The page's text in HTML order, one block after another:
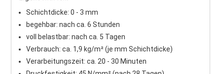
Schichtdicke: 0 - 3 mm
begehbar: nach ca. 6 Stunden
voll belastbar: nach ca. 5 Tagen
Verbrauch: ca. 1,9 kg/m² (je mm Schichtdicke)
Verarbeitungszeit: ca. 20 - 30 Minuten